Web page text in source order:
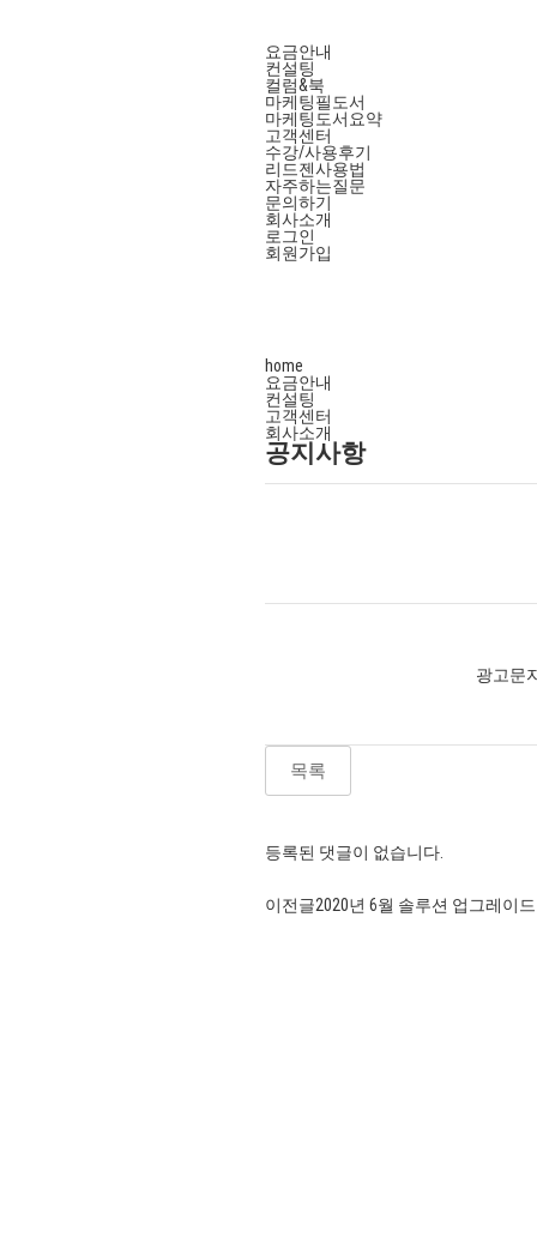
요금안내
컨설팅
컬럼&북
마케팅필도서
마케팅도서요약
고객센터
수강/사용후기
리드젠사용법
자주하는질문
문의하기
회사소개
로그인
회원가입
home
요금안내
컨설팅
고객센터
회사소개
공지사항
광고문
목록
등록된 댓글이 없습니다.
이전글2020년 6월 솔루션 업그레이